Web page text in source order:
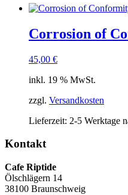
Corrosion of
45,00 €
inkl. 19 % MwSt.
zzgl. Versandkosten
Lieferzeit: 2-5 Werktage
Kontakt
Cafe Riptide
Ölschlägern 14
38100 Braunschweig